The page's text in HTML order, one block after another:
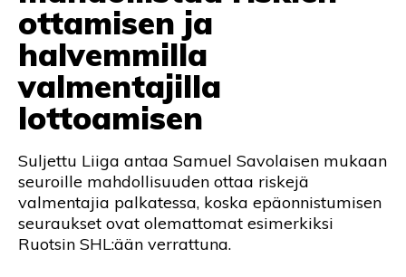
ottamisen ja
halvemmilla
valmentajilla
lottoamisen
Suljettu Liiga antaa Samuel Savolaisen mukaan
seuroille mahdollisuuden ottaa riskejä
valmentajia palkatessa, koska epäonnistumisen
seuraukset ovat olemattomat esimerkiksi
Ruotsin SHL:ään verrattuna.
PODCASTIT
KOLUMNIT